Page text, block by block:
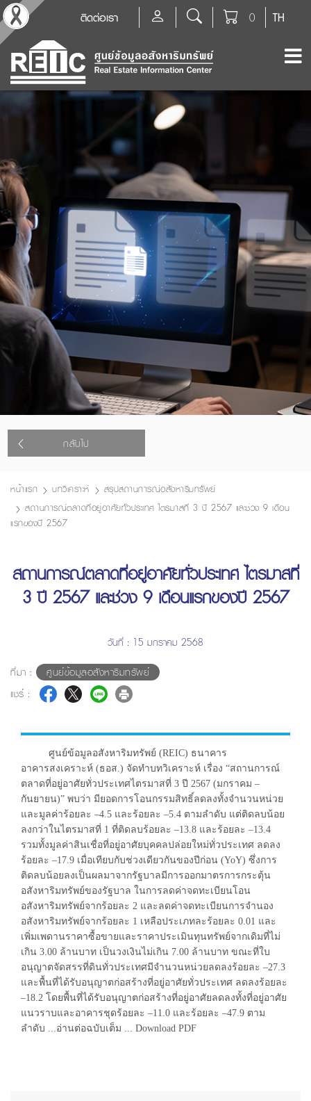
TH
0
ติดต่อเรา
กลับไป
หน้าแรก บทวิเคราะห์
สรุปสถานการณ์อสังหาริมทรัพย์
สถานการณ์ตลาดที่อยู่อาศัยทั่วประเทศ ไตรมาสที่ 3 ปี 2567 และช่วง 9 เดือน
แรกของปี 2567
สถานการณ์ตลาดที่อยู่อาศัยทั่วประเทศ ไตรมาสที่
3 ปี 2567 และช่วง 9 เดือนแรกของปี 2567
วันที่ : 15 มกราคม 2568
ที่มา :
ศูนย์ข้อมูลอสังหาริมทรัพย์
แชร์ :
ศูนย์ข้อมูลอสังหาริมทรัพย์ (REIC) ธนาคาร
อาคารสงเคราะห์ (ธอส.) จัดทำบทวิเคราะห์ เรื่อง “สถานการณ์
ตลาดที่อยู่อาศัยทั่วประเทศไตรมาสที่ 3 ปี 2567 (มกราคม –
กันยายน)” พบว่า มียอดการโอนกรรมสิทธิ์ลดลงทั้งจำนวนหน่วย
และมูลค่าร้อยละ –4.5 และร้อยละ –5.4 ตามลำดับ แต่ติดลบน้อย
ลงกว่าในไตรมาสที่ 1 ที่ติดลบร้อยละ –13.8 และร้อยละ –13.4
รวมทั้งมูลค่าสินเชื่อที่อยู่อาศัยบุคคลปล่อยใหม่ทั่วประเทศ ลดลง
ร้อยละ –17.9 เมื่อเทียบกับช่วงเดียวกันของปีก่อน (YoY) ซึ่งการ
ติดลบน้อยลงเป็นผลมาจากรัฐบาลมีการออกมาตรการกระตุ้น
อสังหาริมทรัพย์ของรัฐบาล ในการลดค่าจดทะเบียนโอน
อสังหาริมทรัพย์จากร้อยละ 2 และลดค่าจดทะเบียนการจำนอง
อสังหาริมทรัพย์จากร้อยละ 1 เหลือประเภทละร้อยละ 0.01 และ
เพิ่มเพดานราคาซื้อขายและราคาประเมินทุนทรัพย์จากเดิมที่ไม่
เกิน 3.00 ล้านบาท เป็นวงเงินไม่เกิน 7.00 ล้านบาท ขณะที่ใบ
อนุญาตจัดสรรที่ดินทั่วประเทศมีจำนวนหน่วยลดลงร้อยละ –27.3
และพื้นที่ได้รับอนุญาตก่อสร้างที่อยู่อาศัยทั่วประเทศ ลดลงร้อยละ
–18.2 โดยพื้นที่ได้รับอนุญาตก่อสร้างที่อยู่อาศัยลดลงทั้งที่อยู่อาศัย
แนวราบและอาคารชุดร้อยละ –11.0 และร้อยละ –47.9 ตาม
ลำดับ ...อ่านต่อฉบับเต็ม ... Download PDF